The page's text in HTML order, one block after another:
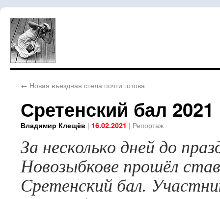
← Новая въездная стела почти готова
Сретенский бал 2021
Владимир Клещёв | 16.02.2021 | Репортаж
За несколько дней до
Новозыбкове прошёл
Сретенский бал.